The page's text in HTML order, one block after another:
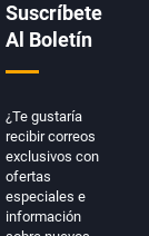
Suscríbete
Al Boletín
¿Te gustaría
recibir correos
exclusivos con
ofertas
especiales e
información